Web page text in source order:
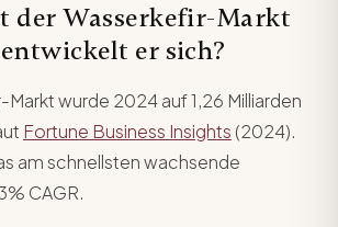
der Wasserkefir-Markt
er sich?
wurde 2024 auf 1,26 Milliarden
Fortune Business Insights (2024).
am schnellsten wachsende
CAGR.